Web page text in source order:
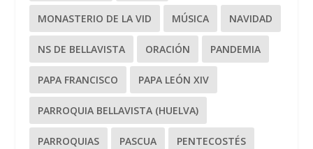
MONASTERIO DE LA VID MÚSICA NAVIDAD
NS DE BELLAVISTA ORACIÓN PANDEMIA
PAPA FRANCISCO PAPA LEÓN XIV
PARROQUIA BELLAVISTA (HUELVA)
PARROQUIAS PASCUA PENTECOSTÉS